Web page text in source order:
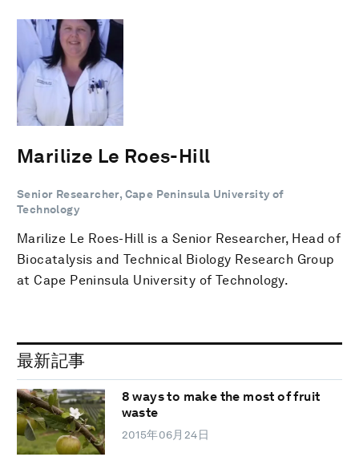
Marilize Le Roes-Hill
Senior Researcher, Cape Peninsula University of
Technology
Marilize Le Roes-Hill is a Senior Researcher, Head of
Biocatalysis and Technical Biology Research Group
at Cape Peninsula University of Technology.
最新記事
8 ways to make the most of fruit
waste
2015年06月24日